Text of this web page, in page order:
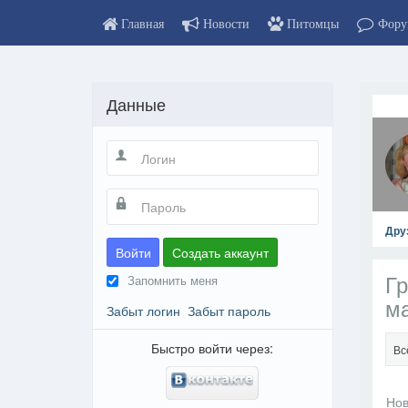
Главная Новости Питомцы
Данные
Войти Создать аккаунт
Запомнить меня
Забыт логин Забыт пароль
Быстро войти через: